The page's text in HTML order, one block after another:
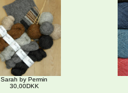
Sarah by Permin
30,00DKK